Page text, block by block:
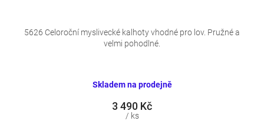
Skladem na prodejně
3 490 Kč
/ ks
5626 Celoroční myslivecké kalhoty vhodné pro lov. Pružné a
velmi pohodlné.